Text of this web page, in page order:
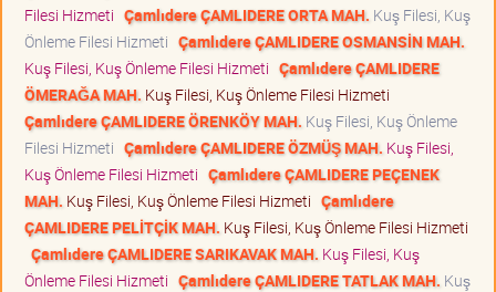
Filesi Hizmeti Çamlıdere ÇAMLIDERE ORTA MAH. Kuş Filesi, Kuş
Önleme Filesi Hizmeti Çamlıdere ÇAMLIDERE OSMANSİN MAH.
Kuş Filesi, Kuş Önleme Filesi Hizmeti Çamlıdere ÇAMLIDERE
ÖMERAĞA MAH. Kuş Filesi, Kuş Önleme Filesi Hizmeti
Çamlıdere ÇAMLIDERE ÖRENKÖY MAH. Kuş Filesi, Kuş Önleme
Filesi Hizmeti Çamlıdere ÇAMLIDERE ÖZMÜŞ MAH. Kuş Filesi,
Kuş Önleme Filesi Hizmeti Çamlıdere ÇAMLIDERE PEÇENEK
MAH. Kuş Filesi, Kuş Önleme Filesi Hizmeti Çamlıdere
ÇAMLIDERE PELİTÇİK MAH. Kuş Filesi, Kuş Önleme Filesi Hizmeti
Çamlıdere ÇAMLIDERE SARIKAVAK MAH. Kuş Filesi, Kuş
Önleme Filesi Hizmeti Çamlıdere ÇAMLIDERE TATLAK MAH. Kuş